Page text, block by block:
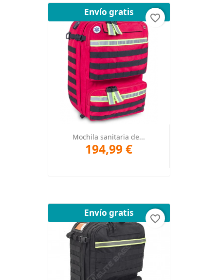
Mochila sanitaria de...
194,99 €
Envío gratis
favorite_border
Envío gratis
favorite_border